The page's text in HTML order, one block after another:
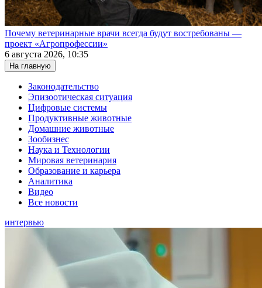
Почему ветеринарные врачи всегда будут востребованы —
проект «Агропрофессии»
6 августа 2026, 10:35
На главную
Законодательство
Эпизоотическая ситуация
Цифровые системы
Продуктивные животные
Домашние животные
Зообизнес
Наука и Технологии
Мировая ветеринария
Образование и карьера
Аналитика
Видео
Все новости
интервью